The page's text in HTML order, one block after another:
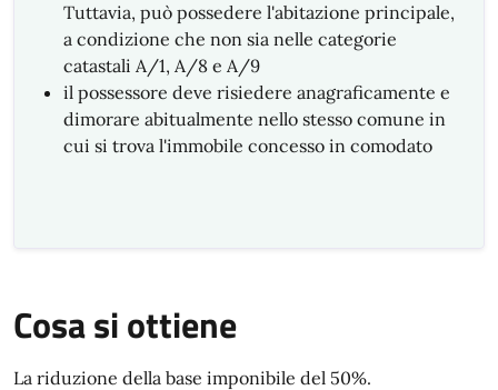
Tuttavia, può possedere l'abitazione principale,
a condizione che non sia nelle categorie
catastali A/1, A/8 e A/9
il possessore deve risiedere anagraficamente e
dimorare abitualmente nello stesso comune in
cui si trova l'immobile concesso in comodato
Cosa si ottiene
La riduzione della base imponibile del 50%.